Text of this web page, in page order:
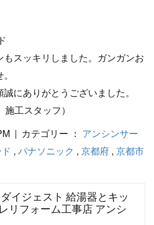
スッキリしました。ガンガンお
にありがとうございました。
工スタッフ）
| カテゴリー ： アンシンサー
, パナソニック , 京都府 , 京都市
イジェスト 給湯器とキッ
リフォーム工事店 アンシ